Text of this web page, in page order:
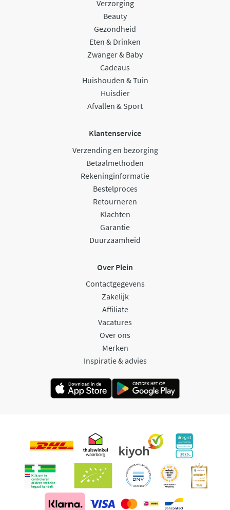
Verzorging
Beauty
Gezondheid
Eten & Drinken
Zwanger & Baby
Cadeaus
Huishouden & Tuin
Huisdier
Afvallen & Sport
Klantenservice
Verzending en bezorging
Betaalmethoden
Rekeninginformatie
Bestelproces
Retourneren
Klachten
Garantie
Duurzaamheid
Over Plein
Contactgegevens
Zakelijk
Affiliate
Vacatures
Over ons
Merken
Inspiratie & advies